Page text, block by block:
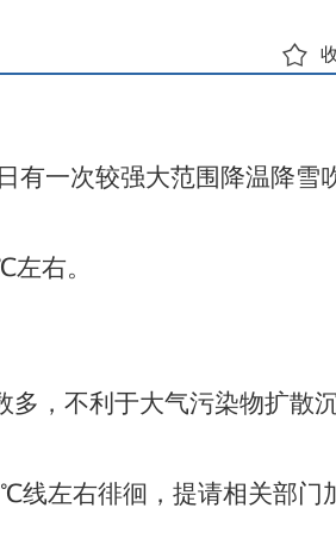
有一次较强大范围降温降雪
右。
，不利于大气污染物扩散
线左右徘徊，提请相关部门